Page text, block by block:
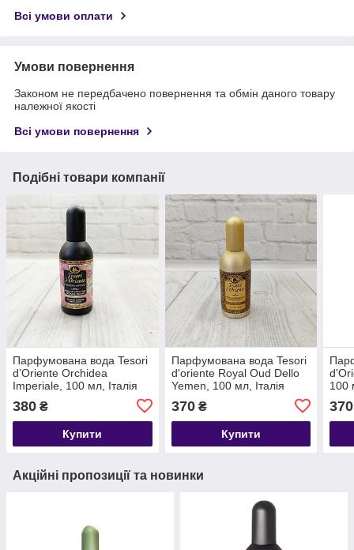
Всі умови оплати
Умови повернення
Законом не передбачено повернення та обмін даного товару
належної якості
Всі умови повернення
Подібні товари компанії
Парфумована вода Tesori
d’Oriente Orchidea
Imperiale, 100 мл, Італія
380 ₴
Купити
Парфумована вода Tesori
d'oriente Royal Oud Dello
Yemen, 100 мл, Італія
370₴
Купити
100
370
Акційні пропозиції та новинки